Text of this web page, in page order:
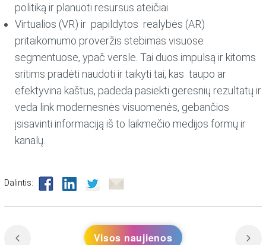
politiką ir planuoti resursus ateičiai.
Virtualios (VR) ir papildytos realybės (AR)
pritaikomumo proveržis stebimas visuose
segmentuose, ypač versle. Tai duos impulsą ir kitoms
sritims pradėti naudoti ir taikyti tai, kas taupo ar
efektyvina kaštus, padeda pasiekti geresnių rezultatų ir
veda link modernesnės visuomenės, gebančios
įsisavinti informaciją iš to laikmečio medijos formų ir
kanalų.
Dalintis:
Visos naujienos